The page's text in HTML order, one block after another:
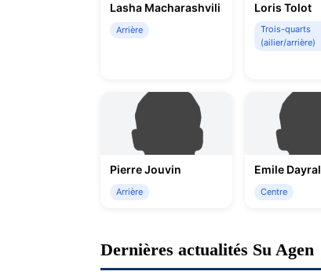
Lasha Macharashvili
Arrière
Loris Tolot
Trois-quarts
(ailier/arrière)
Pierre Jouvin
Arrière
Emile Dayral
Centre
Dernières actualités Su Agen